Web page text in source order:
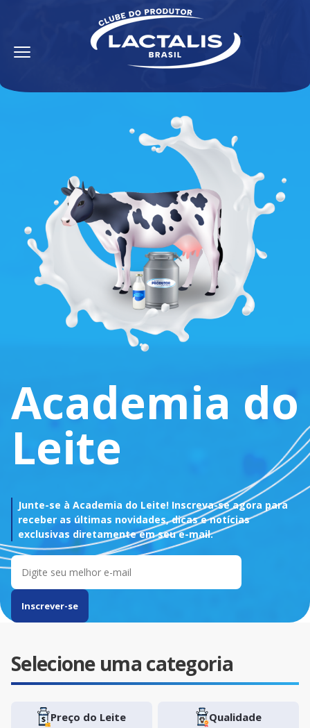
Academia do
Leite
Junte-se à Academia do Leite! Inscreva-se agora para
receber as últimas novidades, dicas e notícias
exclusivas diretamente em seu e-mail.
Selecione uma categoria
Preço do Leite Qualidade